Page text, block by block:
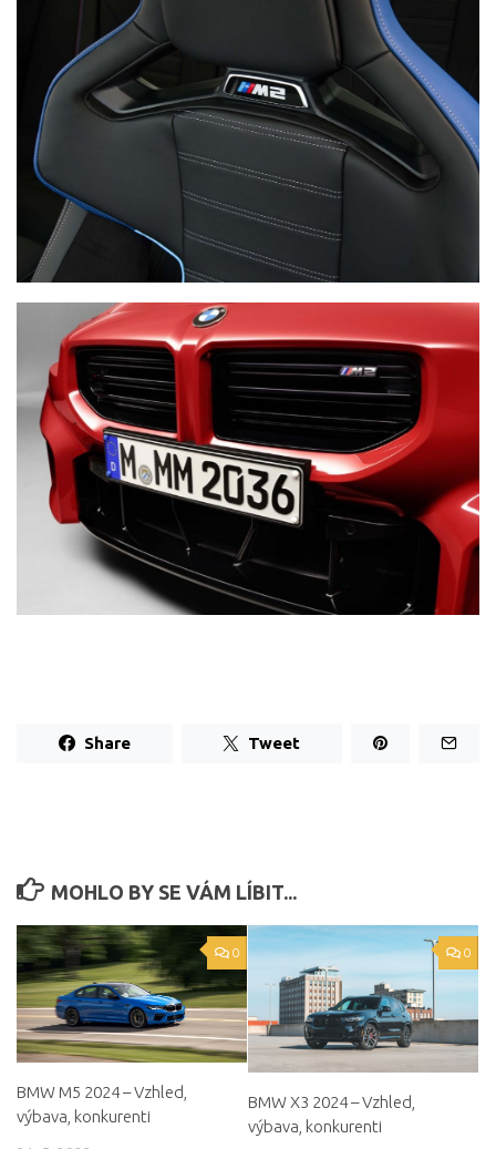
Share Tweet
MOHLO BY SE VÁM LÍBIT...
0
BMW M5 2024 – Vzhled,
výbava, konkurenti
0
BMW X3 2024 – Vzhled,
výbava, konkurenti